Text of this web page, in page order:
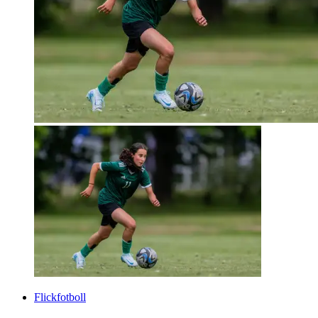
Flickfotboll